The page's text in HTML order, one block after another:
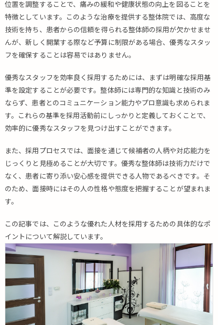
位置を調整することで、痛みの緩和や健康状態の向上を図ることを
特徴としています。このような治療を提供する整体院では、高度な
技術を持ち、患者からの信頼を得られる整体師の採用が欠かせませ
んが、新しく開業する際など予算に制限がある場合、優秀なスタッ
フを確保することは容易ではありません。
優秀なスタッフを効率良く採用するためには、まずは明確な採用基
準を設定することが必要です。整体師には専門的な知識と技術のみ
ならず、患者とのコミュニケーション能力やプロ意識も求められま
す。これらの基準を採用活動前にしっかりと定義しておくことで、
効率的に優秀なスタッフを見つけ出すことができます。
また、採用プロセスでは、面接を通じて候補者の人柄や対応能力を
じっくりと見極めることが大切です。優秀な整体師は技術力だけで
なく、患者に寄り添い安心感を提供できる人物であるべきです。そ
のため、面接時にはその人の性格や態度を把握することが望まれま
す。
この記事では、このような優れた人材を採用するための具体的なポ
イントについて解説しています。